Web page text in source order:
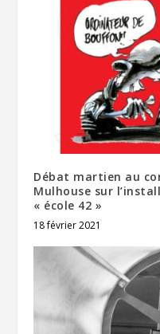
Débat martien au
Mulhouse sur
« école 42 »
18 février 2021